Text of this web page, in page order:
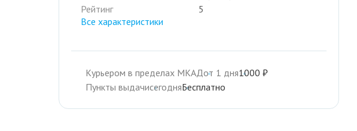
Рейтинг
5
Все характеристики
Курьером в пределах МКАДот 1 дня1000 ₽
Пункты выдачисегодняБесплатно